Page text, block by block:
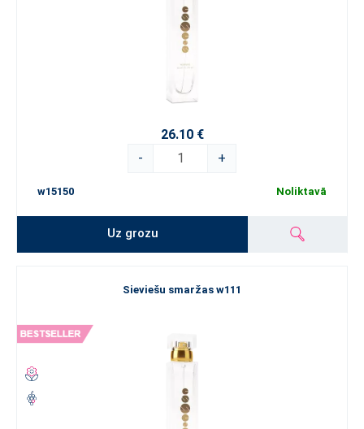
26.10 €
-
+
w15150 Noliktavā
Uz grozu
Sieviešu smaržas w111